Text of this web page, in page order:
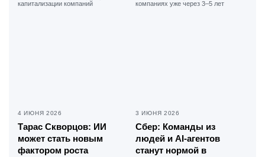
4 ИЮНЯ 2026
Тарас Скворцов: ИИ
может стать новым
фактором роста
3 ИЮНЯ 2026
Сбер: Команды из
людей и AI-агентов
станут нормой в